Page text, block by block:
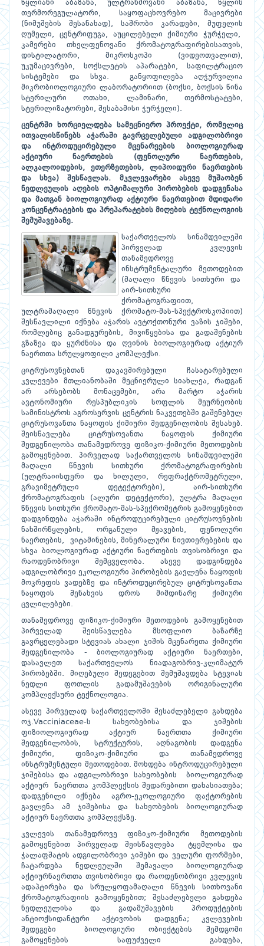
წყლიანი აბაზანა, ულტრახმოვანი აბაზანა, წყლის
თერმორეგულატორი, საყოფაცხოვრებო მაცივრები
(ნიმუშების შესანახად), საშრობი კარადები, მუფელის
ღუმელი, ცენტრიფუგა, აუცილებელი ქიმიური ჭურჭელი,
კამერები თხელფენოვანი ქრომატოგრაფირებისათვის,
დისტილატორი, მიკროსკოპი (ვიდეოთვალით),
უკუმაცივრები, სოქსლეტის აპარატები, საფილტრაციო
სისტემები და სხვა. განყოფილება აღჭურვილია
მიკრობიოლოგიური ლაბორატორიით (ბოქსი, ბოქსის წინა
სტერილური ოთახი, ლამინარი, თერმოსტატები,
სტერილიზატორები, შესაბამისი ჭურჭელი).
ცენტრში ხორციელდება სამეცნიერო პროექტი, რომელიც
ითვალისწინებს აჭარაში გავრცელებული ადგილობრივი
და ინტროდუცირებული მცენარეების ბიოლოგიურად
აქტიური ნაერთების (ფენოლური ნაერთების,
ალკალოიდების, ეთერზეთების, ლიპოიდური ნაერთების
და სხვა) შესწავლას. მკვლევარები ასევე მუშაობენ
ნედლეულის აღების ოპტიმალური პირობების დადგენასა
და მათგან ბიოლოგიურად აქტიური ნაერთებით მდიდარი
კონცენტრატების და პრეპარატების მიღების ტექნოლოგიის
შემუშავებაზე.
საქართველოს სინამდვილეში
პირველად კვლევის
თანამედროვე
ინსტრუმენტალური მეთოდებით
(მაღალი წნევის სითხური და
აირ-სითხური
ქრომატოგრაფიით,
ულტრამაღალი წნევის ქრომატო-მას-სპექტროსკოპიით)
შესწავლილი იქნება აჭარის ავტოქთონური ვაზის ჯიშები,
რომლებიც განადგურების, მივიწყებისა და გადაშენების
გზაზეა და ყურძნისა და ღვინის ბიოლოგიურად აქტიურ
ნაერთთა სრულყოფილი კომპლექსი.
ციტრუსოვნებთან დაკავშირებული ჩასატარებული
კვლევები მთლიანობაში მეცნიერული სიახლეა, რადგან
არ არსებობს მონაცემები, არა მარტო აჭარის
ავტონომიური რესპუბლიკის სოფლის მეურნეობის
სამინისტროს აგროსერვის ცენტრის ნაკვეთებში გაშენებულ
ციტრუსოვანთა ნაყოფის ქიმიური შედგენილობის შესახებ.
შეისწავლება ციტრუსოვანთა ნაყოფის ქიმიური
შედგენილობა თანამედროვე ფიზიკო-ქიმიური მეთოდების
გამოყენებით. პირველად საქართველოს სინამდვილეში
მაღალი წნევის სითხური ქრომატოგრაფირების
(ულტრაიისფერი და ხილული, რეფრაქტრომეტრული,
გრავიმეტრული დეტექტორები), აირ-სითხური
ქრომატოგრაფის (ალური დეტექტორი), ულტრა მაღალი
წნევის სითხური ქრომატო-მას-სპექრომეტრის გამოყენებით
დადგინდება აჭარაში ინტროდუცირებული ციტრუსოვნების
ნახშირწყლების, ორგანული მჟავების, ფენოლური
ნაერთების, ვიტამინების, მინერალური ნივთიერებების და
სხვა ბიოლოგიურად აქტიური ნაერთების თვისობრივი და
რაოდენობრივი შემცველობა. ასევე დადგინდება
ადგილობრივი ეკოლოგიური პირობების გავლენა ნაყოფის
მოკრეფის ვადებზე და ინტროდუცირებულ ციტრუსოვანთა
ნაყოფის შენახვის დროს მიმდინარე ქიმიური
ცვლილებები.
თანამედროვე ფიზიკო-ქიმიური მეთოდების გამოყენებით
პირველად შეისწავლება მსოფლიო ბაზარზე
გავრცელებადი სტევიას ახალი ჯიშის მცენარეთა ქიმიური
შედგენილობა - ბიოლოგიურად აქტიური ნაერთები,
დასავლეთ საქართველოს ნიადაგობრივ-კლიმატურ
პირობებში. მიღებული შედეგებით შემუშავდება სტევიას
ნედლი ფოთლის გადამუშავების ორიგინალური
კომპლექსური ტექნოლოგია.
ასევე პირველად საქართველოში შესაძლებელი გახდება
ოჯ.Vacciniaceae-ს სახეობებისა და ჯიშების
ფიზიოლოგიურად აქტიურ ნაერთთა ქიმიური
შედგენილობის, სტრუქტურის, აღნაგობის დადგენა
ქიმიური, ფიზიკო-ქიმიური და თანამედროვე
ინსტრუმენტული მეთოდებით. მოხდება ინტროდუცირებული
ჯიშებისა და ადგილობრივი სახეობების ბიოლოგიურად
აქტიურ ნაერთთა კომპლექსის შედარებითი დახასიათება;
დადგენილი იქნება აგრო-ეკოლოგიური ფაქტორების
გავლენა ამ ჯიშებისა და სახეობების ბიოლოგიურად
აქტიურ ნაერთთა კომპლექსზე.
კვლევის თანამედროვე ფიზიკო-ქიმიური მეთოდების
გამოყენებით პირველად შეისწავლება ტყემლისა და
ჭალაფშატის ადგილობრივი ჯიშები და ველური ფორმები,
ჩატარდება ნედლეულში შემავალი ბიოლოგიურად
აქტიურნაერთთა თვისობრივი და რაოდენობრივი კვლევის
ადაპტირება და სრულყოფამაღალი წნევის სითხოვანი
ქრომატოგრაფიის გამოყენებით; შესაძლებელი გახდება
ნედლეულისა და გადამუშავების პროდუქტების
ანტიოქსიდანტური აქტივობის დადგენა; კვლევების
შედეგები ბიოლოგიური ობიექტების შემდგომი
გამოყენების საფუძველი გახდება,